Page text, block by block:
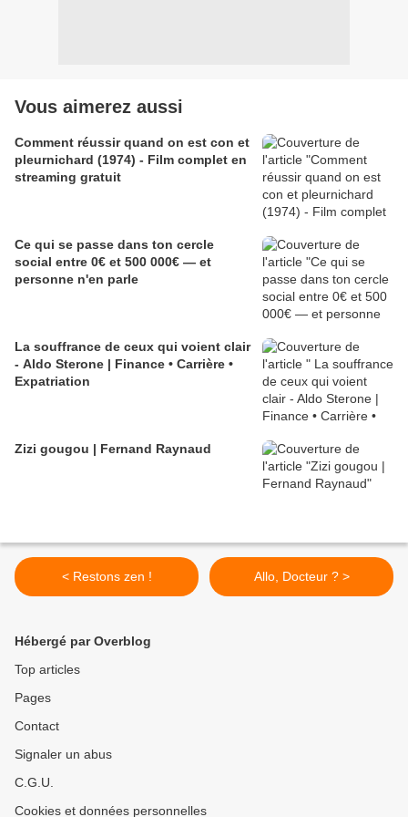
Vous aimerez aussi
Comment réussir quand on est con et
pleurnichard (1974) - Film complet en
streaming gratuit
Ce qui se passe dans ton cercle
social entre 0€ et 500 000€ — et
personne n'en parle
La souffrance de ceux qui voient clair
- Aldo Sterone | Finance • Carrière •
Expatriation
Zizi gougou | Fernand Raynaud
< Restons zen ! Allo, Docteur ? >
Hébergé par Overblog
Top articles
Pages
Contact
Signaler un abus
C.G.U.
Cookies et données personnelles